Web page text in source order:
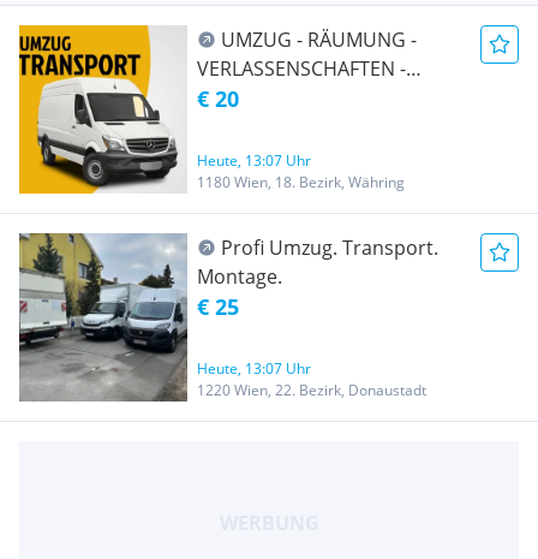
UMZUG - RÄUMUNG -
VERLASSENSCHAFTEN -
TRANSPORT -
ÜBERSIEDLUNG WIEN &
UMGEBUNG AUCH Ö-weit
und EU-weit
€ 20
Heute, 13:07 Uhr
1180 Wien, 18. Bezirk, Währing
Profi Umzug. Transport.
Montage.
€ 25
Heute, 13:07 Uhr
1220 Wien, 22. Bezirk, Donaustadt